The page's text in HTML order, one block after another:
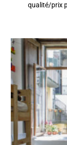
qualité/prix